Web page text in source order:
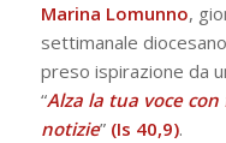
Marina Lomunno,
settimanale diocesano
preso ispirazione da
“Alza la tua voce
notizie”(Is 40,9).